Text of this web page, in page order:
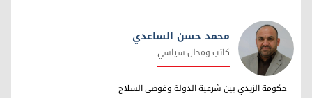
محمد حسن الساعدي
محمد حسن الساعدي
كاتب ومحلل سياسي
حكومة الزيدي بين شرعية الدولة وفوضى السلاح